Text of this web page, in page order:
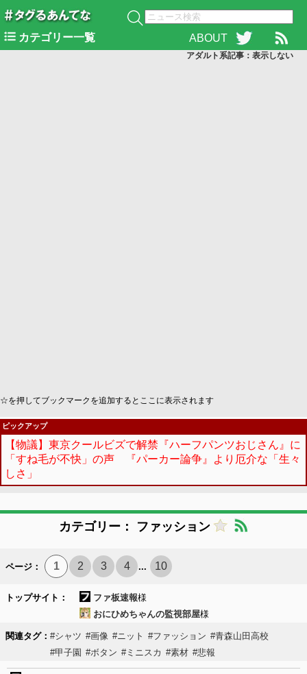
カテゴリー一覧 ABOUT
アダルト系記事：表示しない
☆を押してブックマークを追加するとここに表示されます
ピックアップ
【物議】東京クールビズで解禁『ハーフパンツおじさん』に
「すね毛が不快」の声 『パーカー論争』より厄介な「生々
しさ」
カテゴリー： ファッション